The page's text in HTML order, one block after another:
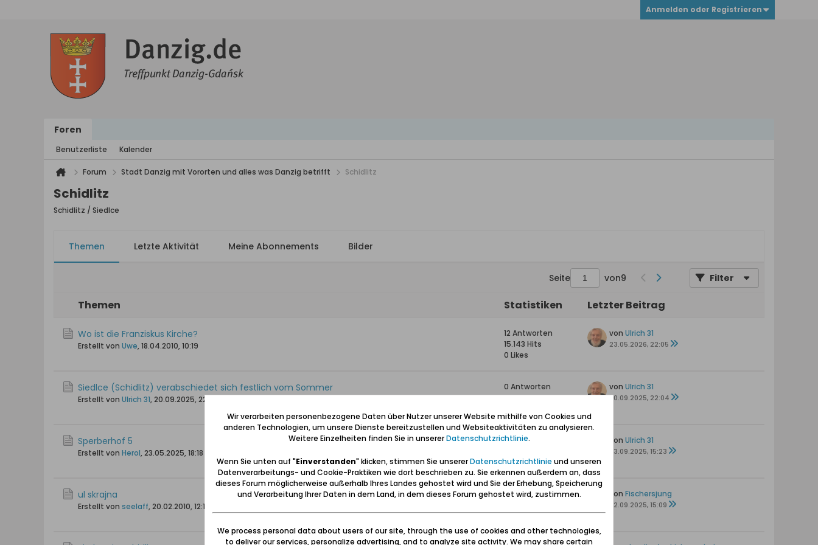
Anmelden oder Registrieren
Foren
Benutzerliste Kalender
Forum Stadt Danzig mit Vororten und alles was Danzig betrifft Schidlitz
Schidlitz
Schidlitz / Siedlce
Themen Letzte Aktivität Meine Abonnements Bilder
Seite von9 Filter
Themen Statistiken Letzter Beitrag
Wo ist die Franziskus Kirche?
Erstellt von Uwe, 18.04.2010, 10:19
12 Antworten
15.143 Hits
0 Likes
von Ulrich 31
23.05.2026, 22:05
Siedlce (Schidlitz) verabschiedet sich festlich vom Sommer
Erstellt von Ulrich 31, 20.09.2025, 22:04
0 Antworten
2.029 Hits
von Ulrich 31
20.09.2025, 22:04
Sperberhof 5
Erstellt von Herol, 23.05.2025, 18:18
4 Antworten
0 Likes
von Ulrich 31
03.09.2025, 15:23
ul skrajna
Erstellt von seelaff, 20.02.2010, 12:17
8 Antworten
0 Likes
von Fischersjung
02.09.2025, 15:09
Wir verarbeiten personenbezogene Daten über Nutzer unserer Website mithilfe von Cookies und
anderen Technologien, um unsere Dienste bereitzustellen und Websiteaktivitäten zu analysieren.
Weitere Einzelheiten finden Sie in unsererDatenschutzrichtlinie.
Wenn Sie unten auf "Einverstanden" klicken, stimmen Sie unsererDatenschutzrichtlinie und unseren
Datenverarbeitungs- und Cookie-Praktiken wie dort beschrieben zu. Sie erkennen außerdem an, dass
dieses Forum möglicherweise außerhalb Ihres Landes gehostet wird und Sie der Erhebung, Speicherung
und Verarbeitung Ihrer Daten in dem Land, in dem dieses Forum gehostet wird, zustimmen.
We process personal data about users of our site, through the use of cookies and other technologies,
to deliver our services, personalize advertising, and to analyze site activity. We may share certain